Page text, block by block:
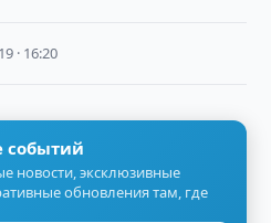
· 16:20
событий
новости, эксклюзивные
обновления там, где